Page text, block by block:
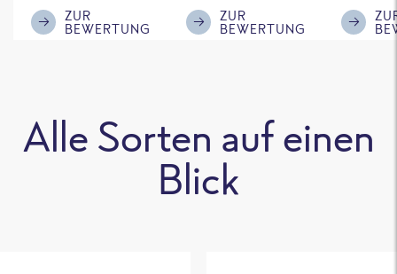
ZUR
BEWERTUNG
ZUR
BEWERTUNG
Eiweiß.
was
Alle Sorten auf einen
Blick